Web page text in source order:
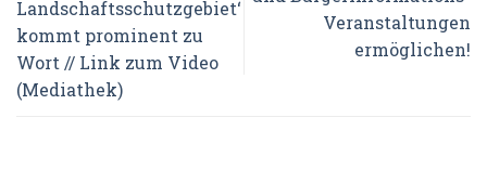
Landschaftsschutzgebiet‘
kommt prominent zu
Wort // Link zum Video
(Mediathek)
Veranstaltungen
ermöglichen!